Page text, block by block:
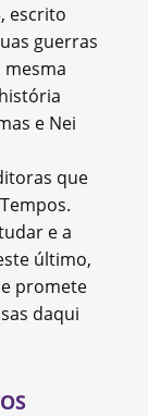
escrito
guerras
mesma
e Nei
que
e a
último,
promete
daqui